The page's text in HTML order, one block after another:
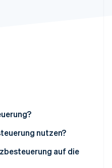
2026nutzen?
auf die